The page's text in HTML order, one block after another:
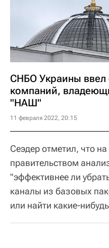
СНБО Украины ввел
компаний,
"НАШ"
11 февраля 2022, 20:15
Сеэдер отметил, что
правительством
"эффективнее ли
каналы из базовых
или найти какие-